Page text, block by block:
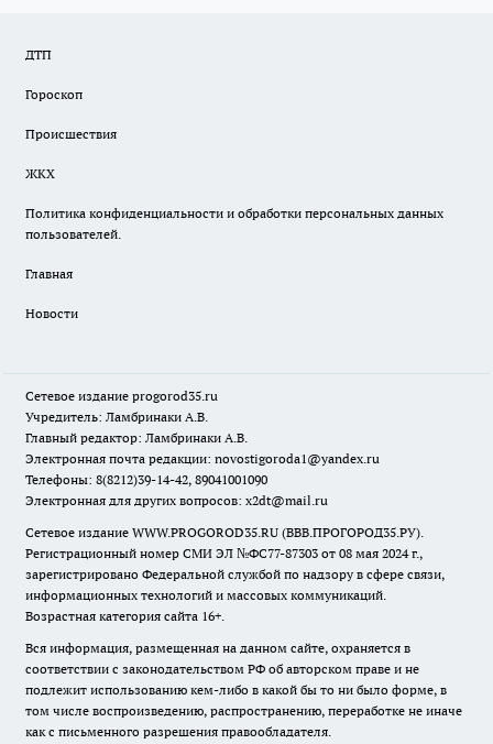
ДТП
Гороскоп
Происшествия
ЖКХ
Политика конфиденциальности и обработки персональных данных
пользователей.
Главная
Новости
Сетевое издание progorod35.ru
Учредитель: Ламбринаки А.В.
Главный редактор: Ламбринаки А.В.
Электронная почта редакции: novostigoroda1@yandex.ru
Телефоны: 8(8212)39-14-42, 89041001090
Электронная для других вопросов: x2dt@mail.ru
Сетевое издание WWW.PROGOROD35.RU (ВВВ.ПРОГОРОД35.РУ).
Регистрационный номер СМИ ЭЛ №ФС77-87303 от 08 мая 2024 г.,
зарегистрировано Федеральной службой по надзору в сфере связи,
информационных технологий и массовых коммуникаций.
Возрастная категория сайта 16+.
Вся информация, размещенная на данном сайте, охраняется в
соответствии с законодательством РФ об авторском праве и не
подлежит использованию кем-либо в какой бы то ни было форме, в
том числе воспроизведению, распространению, переработке не иначе
как с письменного разрешения правообладателя.